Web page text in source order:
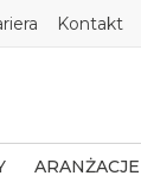
Kontakt
ARANŻACJE